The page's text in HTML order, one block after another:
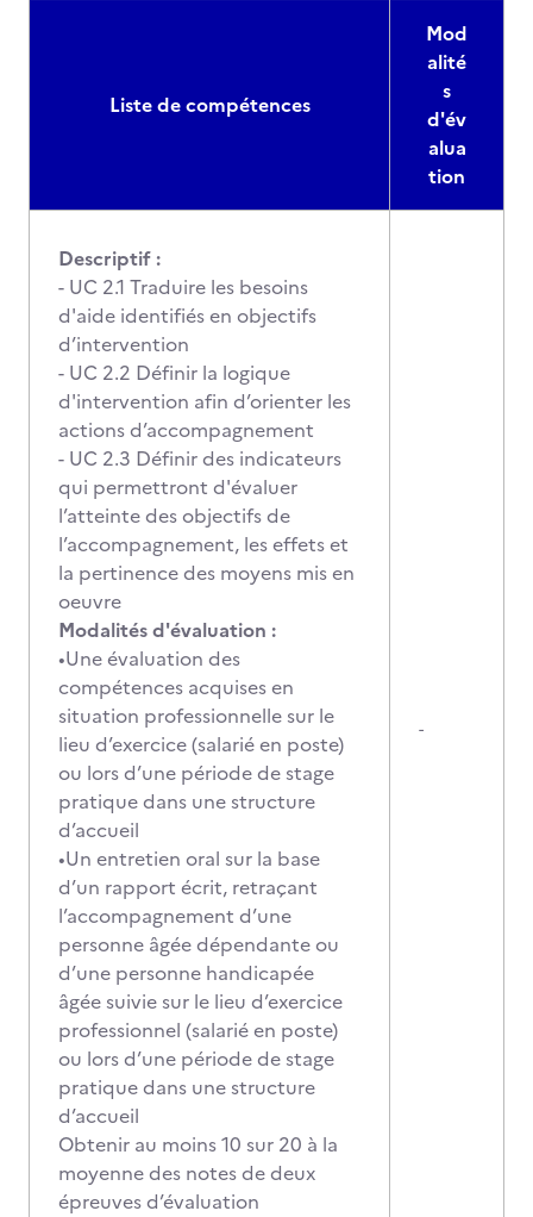
Liste de compétences
Mod
alité
s
d'év
alua
tion
Descriptif :
- UC 2.1 Traduire les besoins
d'aide identifiés en objectifs
d’intervention
- UC 2.2 Définir la logique
d'intervention afin d’orienter les
actions d’accompagnement
- UC 2.3 Définir des indicateurs
qui permettront d'évaluer
l’atteinte des objectifs de
l’accompagnement, les effets et
la pertinence des moyens mis en
oeuvre
Modalités d'évaluation :
•Une évaluation des
compétences acquises en
situation professionnelle sur le
lieu d’exercice (salarié en poste)
ou lors d’une période de stage
pratique dans une structure
d’accueil
•Un entretien oral sur la base
d’un rapport écrit, retraçant
l’accompagnement d’une
personne âgée dépendante ou
d’une personne handicapée
âgée suivie sur le lieu d’exercice
professionnel (salarié en poste)
ou lors d’une période de stage
pratique dans une structure
d’accueil
Obtenir au moins 10 sur 20 à la
moyenne des notes de deux
épreuves d’évaluation
-